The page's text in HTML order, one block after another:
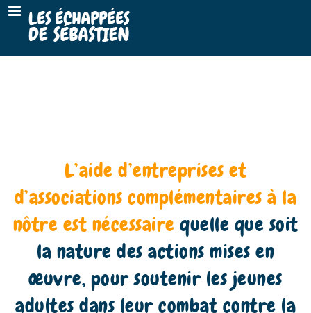
L’aide d’entreprises et
d’associations complémentaires à la
nôtre est nécessaire quelle que soit
la nature des actions mises en
œuvre, pour soutenir les jeunes
adultes dans leur combat contre la